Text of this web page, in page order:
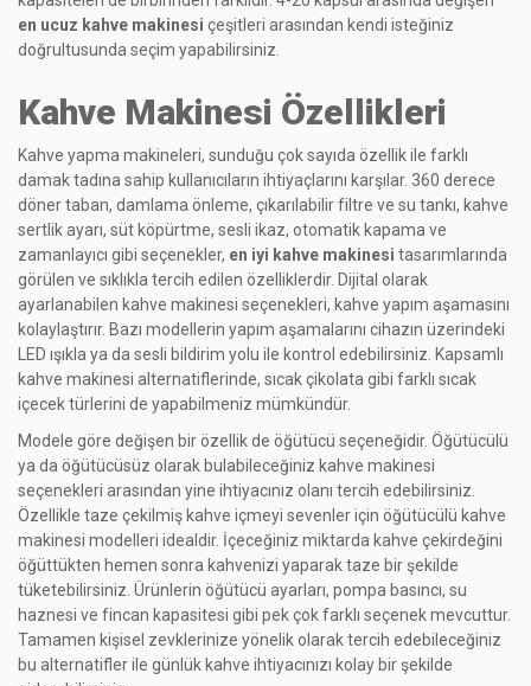
en ucuz kahve makinesi çeşitleri arasından kendi isteğiniz
doğrultusunda seçim yapabilirsiniz.
Kahve Makinesi Özellikleri
Kahve yapma makineleri, sunduğu çok sayıda özellik ile farklı
damak tadına sahip kullanıcıların ihtiyaçlarını karşılar. 360 derece
döner taban, damlama önleme, çıkarılabilir filtre ve su tankı, kahve
sertlik ayarı, süt köpürtme, sesli ikaz, otomatik kapama ve
zamanlayıcı gibi seçenekler, en iyi kahve makinesi tasarımlarında
görülen ve sıklıkla tercih edilen özelliklerdir. Dijital olarak
ayarlanabilen kahve makinesi seçenekleri, kahve yapım aşamasını
kolaylaştırır. Bazı modellerin yapım aşamalarını cihazın üzerindeki
LED ışıkla ya da sesli bildirim yolu ile kontrol edebilirsiniz. Kapsamlı
kahve makinesi alternatiflerinde, sıcak çikolata gibi farklı sıcak
içecek türlerini de yapabilmeniz mümkündür.
Modele göre değişen bir özellik de öğütücü seçeneğidir. Öğütücülü
ya da öğütücüsüz olarak bulabileceğiniz kahve makinesi
seçenekleri arasından yine ihtiyacınız olanı tercih edebilirsiniz.
Özellikle taze çekilmiş kahve içmeyi sevenler için öğütücülü kahve
makinesi modelleri idealdir. İçeceğiniz miktarda kahve çekirdeğini
öğüttükten hemen sonra kahvenizi yaparak taze bir şekilde
tüketebilirsiniz. Ürünlerin öğütücü ayarları, pompa basıncı, su
haznesi ve fincan kapasitesi gibi pek çok farklı seçenek mevcuttur.
Tamamen kişisel zevklerinize yönelik olarak tercih edebileceğiniz
bu alternatifler ile günlük kahve ihtiyacınızı kolay bir şekilde